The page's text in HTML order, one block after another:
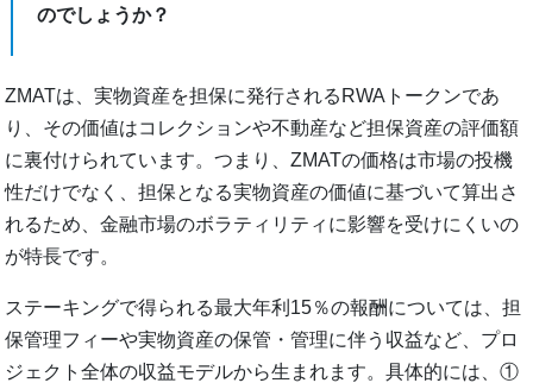
のでしょうか？
ZMATは、実物資産を担保に発行されるRWAトークンであ
り、その価値はコレクションや不動産など担保資産の評価額
に裏付けられています。つまり、ZMATの価格は市場の投機
性だけでなく、担保となる実物資産の価値に基づいて算出さ
れるため、金融市場のボラティリティに影響を受けにくいの
が特長です。
ステーキングで得られる最大年利15％の報酬については、担
保管理フィーや実物資産の保管・管理に伴う収益など、プロ
ジェクト全体の収益モデルから生まれます。具体的には、①